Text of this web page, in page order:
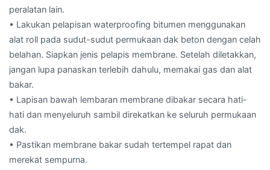
peralatan lain.
• Lakukan pelapisan waterproofing bitumen menggunakan
alat roll pada sudut-sudut permukaan dak beton dengan celah
belahan. Siapkan jenis pelapis membrane. Setelah diletakkan,
jangan lupa panaskan terlebih dahulu, memakai gas dan alat
bakar.
• Lapisan bawah lembaran membrane dibakar secara hati-
hati dan menyeluruh sambil direkatkan ke seluruh permukaan
dak.
• Pastikan membrane bakar sudah tertempel rapat dan
merekat sempurna.